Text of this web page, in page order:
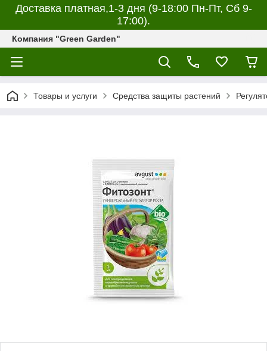
Доставка платная,1-3 дня (9-18:00 Пн-Пт, Сб 9-
17:00).
Компания "Green Garden"
Товары и услуги Средства защиты растений